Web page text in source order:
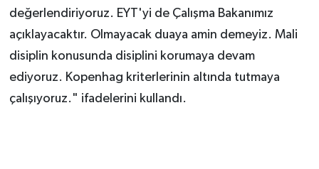
değerlendiriyoruz. EYT'yi de Çalışma Bakanımız
açıklayacaktır. Olmayacak duaya amin demeyiz. Mali
disiplin konusunda disiplini korumaya devam
ediyoruz. Kopenhag kriterlerinin altında tutmaya
çalışıyoruz." ifadelerini kullandı.